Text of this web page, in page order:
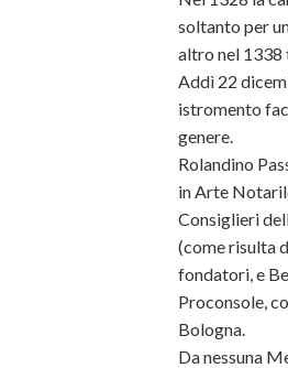
soltanto per
altro nel 1338
Addì 22
istromento
genere.
Rolandino
in Arte
Consiglieri
(come risulta
fondatori, e
Proconsole,
Bologna.
Da nessuna